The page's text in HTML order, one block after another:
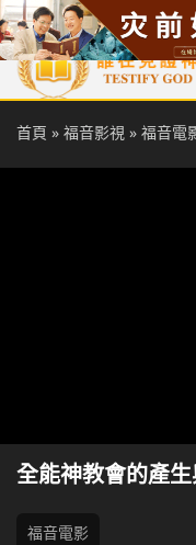
首頁 每日靈糧 天
首頁 » 福音影視 » 福音電
全能神教會的產
福音電影